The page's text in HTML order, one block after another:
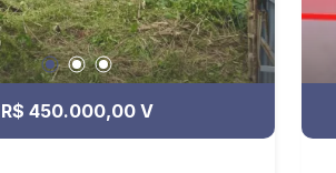
R$ 450.000,00 V